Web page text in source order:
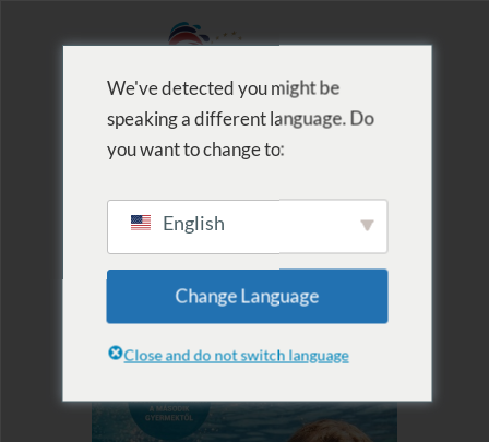
We've detected you might be
speaking a different language. Do
you want to change to:
English
Change Language
Close and do not switch language